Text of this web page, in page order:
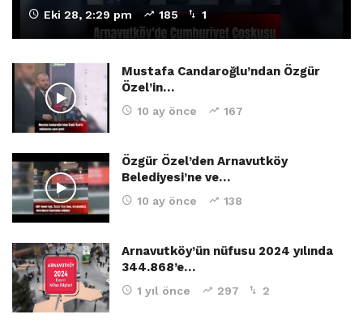
Eki 28, 2:29 pm 185 1
Mustafa Candaroğlu’ndan Özgür
Özel’in…
10 ay önce 167
Özgür Özel’den Arnavutköy
Belediyesi’ne ve…
10 ay önce 138
Arnavutköy’ün nüfusu 2024 yılında
344.868’e…
1 yıl önce 297 2